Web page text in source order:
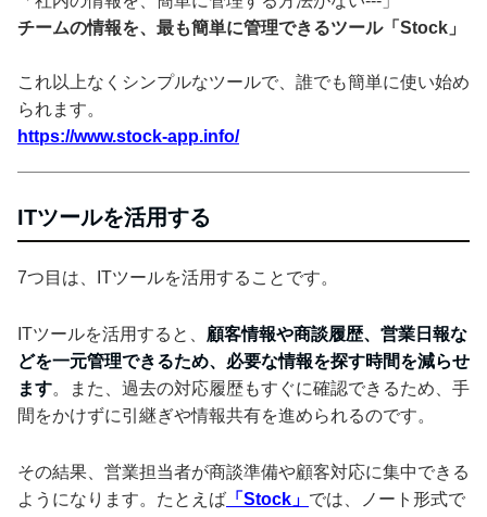
チームの情報を、最も簡単に管理できるツール「Stock」
これ以上なくシンプルなツールで、誰でも簡単に使い始め
られます。
https://www.stock-app.info/
ITツールを活用する
7つ目は、ITツールを活用することです。
ITツールを活用すると、 顧客情報や商談履歴、営業日報な
どを一元管理できるため、必要な情報を探す時間を減らせ
ます。また、過去の対応履歴もすぐに確認できるため、手
間をかけずに引継ぎや情報共有を進められるのです。
その結果、営業担当者が商談準備や顧客対応に集中できる
ようになります。たとえば 「Stock」 では、ノート形式で